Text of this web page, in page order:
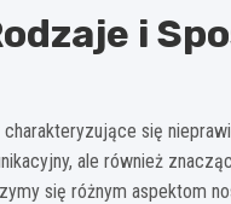
i
się
ale również
się różnym aspektom